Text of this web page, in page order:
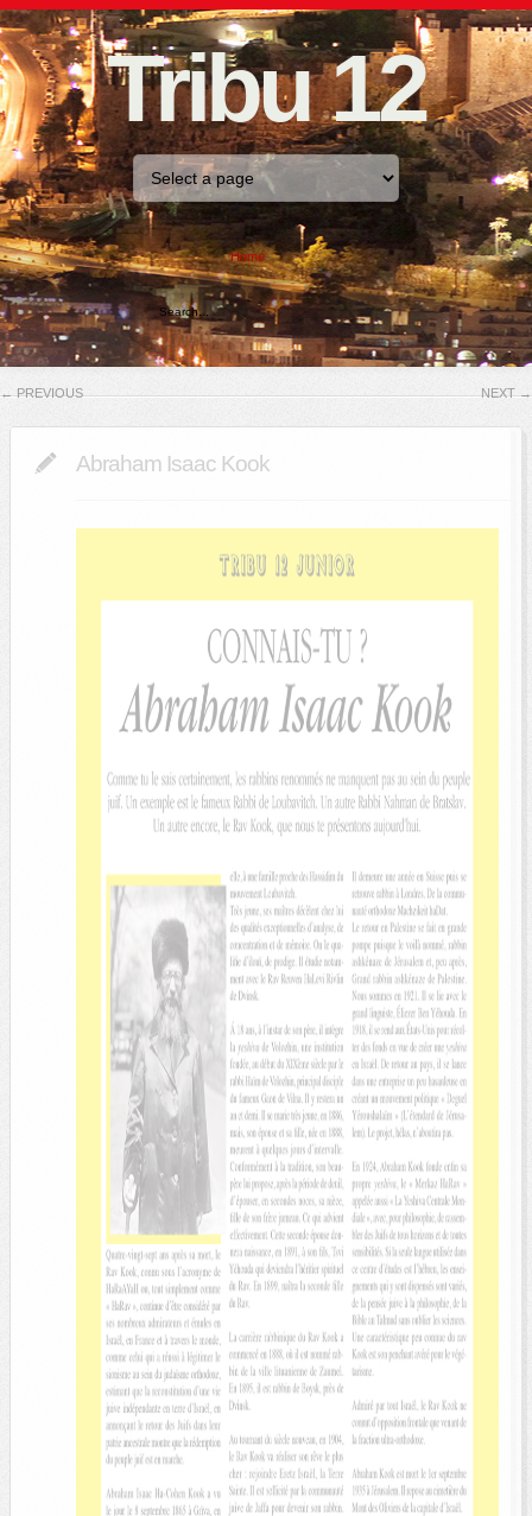
Tribu 12
Home
← PREVIOUS NEXT →
Abraham Isaac Kook